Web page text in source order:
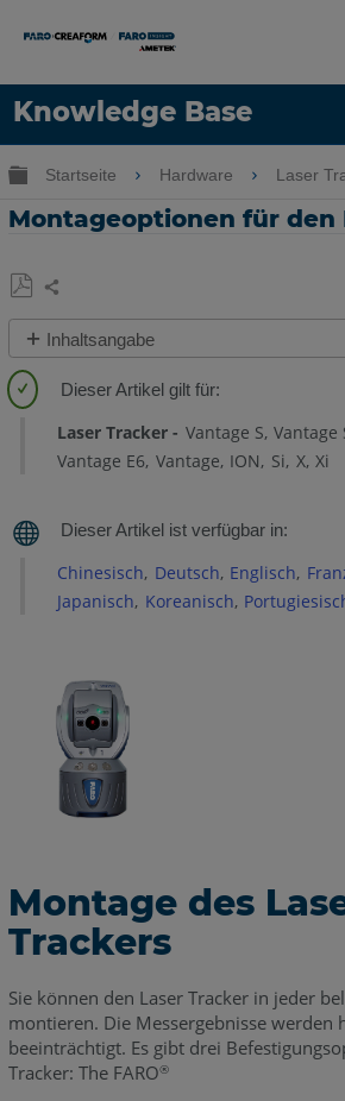
Knowledge Base
Sprache
Globale Hierarchie auf- und
Startseite Hardware Laser
Montageoptionen für den
Als
PDF
speichern
Teilen
Inhaltsangabe
des
das
unter
dem
die
Montage
Ausrichtungsoptionen:
Aufrecht,
horizontal,
über
Aufrecht
Horizontal
oder
seitlich
Über
Laser Tracker Vantage S Vantage
Vantage E6 Vantage ION Si X Xi
Chinesisch Deutsch Englisch
Japanisch Koreanisch
Montage des
Trackers
Sie können den Laser Tracker in jeder
montieren. Die Messergebnisse werden
beeinträchtigt. Es gibt drei
Tracker: The FARO®